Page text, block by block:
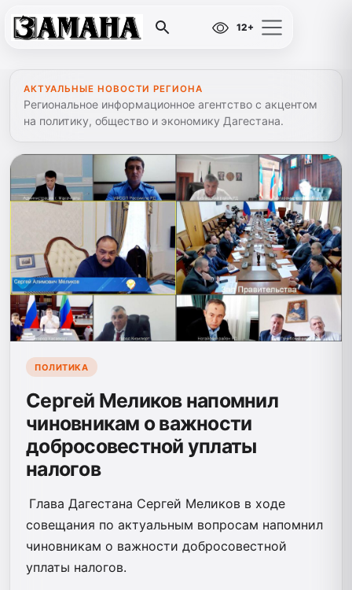
12+
АКТУАЛЬНЫЕ НОВОСТИ РЕГИОНА
Региональное информационное агентство с акцентом
на политику, общество и экономику Дагестана.
ПОЛИТИКА
Сергей Меликов напомнил
чиновникам о важности
добросовестной уплаты
налогов
Глава Дагестана Сергей Меликов в ходе
совещания по актуальным вопросам напомнил
чиновникам о важности добросовестной
уплаты налогов.